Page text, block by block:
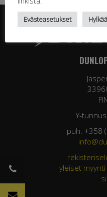
Y-
puh. +358
yleiset
Evästeasetukset